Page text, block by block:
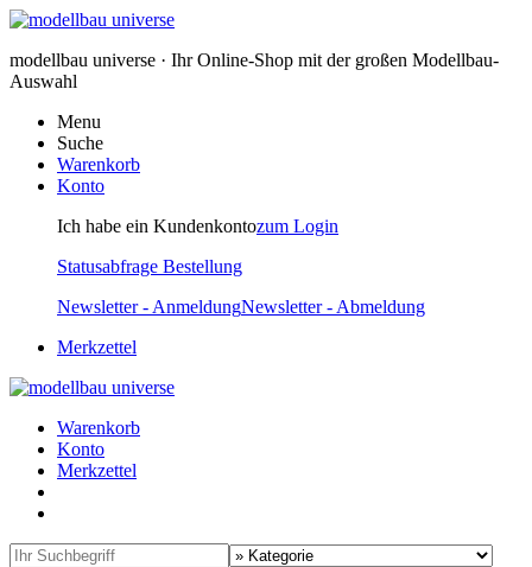
modellbau universe · Ihr Online-Shop mit der großen Modellbau-
Auswahl
Menu
Suche
Warenkorb
Konto
Ich habe ein Kundenkontozum Login
Statusabfrage Bestellung
Newsletter - AnmeldungNewsletter - Abmeldung
Merkzettel
Warenkorb
Konto
Merkzettel